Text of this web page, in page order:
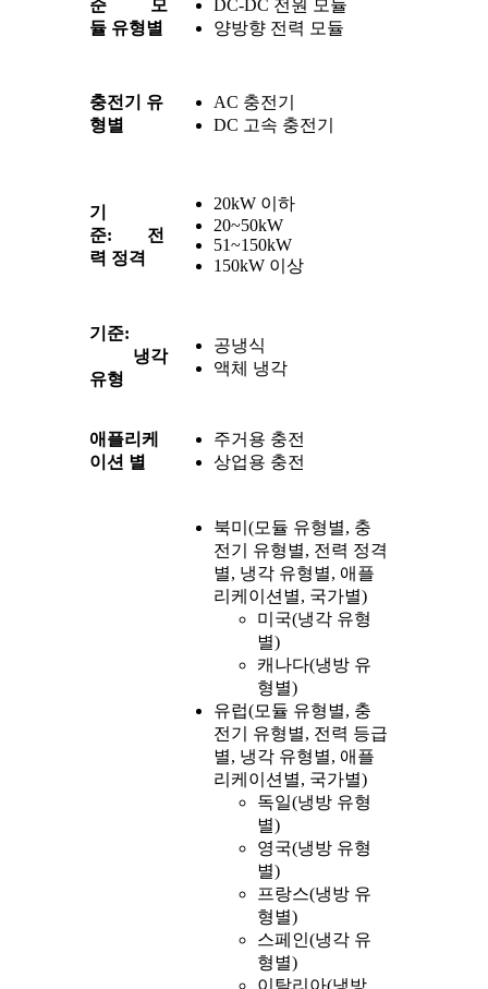
준 모
듈 유형별
DC-DC 전원 모듈
양방향 전력 모듈
충전기 유
형별
AC 충전기
DC 고속 충전기
기
준: 전
력 정격
20kW 이하
20~50kW
51~150kW
150kW 이상
기준:
냉각
유형
공냉식
액체 냉각
애플리케
이션 별
주거용 충전
상업용 충전
북미(모듈 유형별, 충
전기 유형별, 전력 정격
별, 냉각 유형별, 애플
리케이션별, 국가별)
미국(냉각 유형
별)
캐나다(냉방 유
형별)
유럽(모듈 유형별, 충
전기 유형별, 전력 등급
별, 냉각 유형별, 애플
리케이션별, 국가별)
독일(냉방 유형
별)
영국(냉방 유형
별)
프랑스(냉방 유
형별)
스페인(냉각 유
형별)